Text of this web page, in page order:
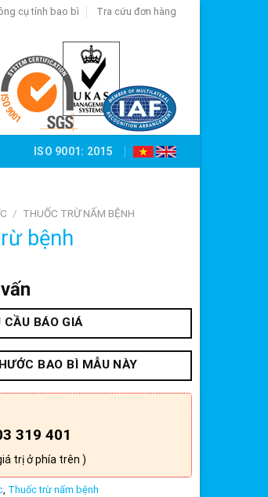
cụ tính bao bì Tra cứu đơn hàng
ISO 9001: 2015
/ THUỐC TRỪ NẤM BỆNH
bệnh
CẦU BÁO GIÁ
BAO BÌ MẪU NÀY
319 401
trị ở phía trên )
, Thuốc trừ nấm bệnh